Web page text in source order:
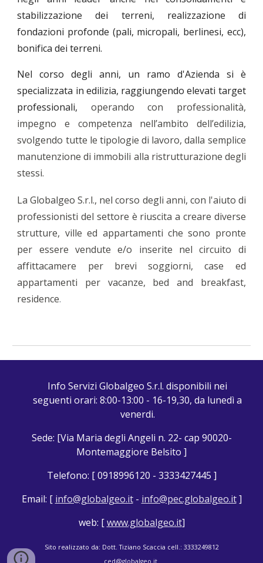
stabilizzazione dei terreni, realizzazione di
fondazioni profonde (pali, micropali, berlinesi, ecc),
bonifica dei terreni.
Nel corso degli anni, un ramo d'Azienda si è
specializzata in edilizia, raggiungendo elevati target
professionali, operando con professionalità,
impegno e competenza nell’ambito dell’edilizia,
svolgendo tutte le tipologie di lavoro, dalla semplice
manutenzione di immobili alla ristrutturazione degli
stessi.
La Globalgeo S.r.l., nel corso degli anni, con l'aiuto di
professionisti del settore è riuscita a creare diverse
strutture, ville ed appartamenti che sono pronte
per essere vendute e/o inserite nel circuito di
affittacamere per brevi soggiorni, case ed
appartamenti per vacanze, bed and breakfast,
residence.
Info Servizi Globalgeo S.r.l. disponibili nei
seguenti orari: 8:00-13:00 - 16-19,30, da lunedì a
venerdi.
Sede: [Via Maria degli Angeli n. 22- cap 90020-
Montemaggiore Belsito ]
Telefono: [ 0918996120 - 3333427445 ]
Email: [ info@globalgeo.it- info@pec.globalgeo.it]
web: [www.globalgeo.it]
Sito realizzato da: Dott.Tiziano Scaccia cell.: 3333249812
ced@globalgeo.it